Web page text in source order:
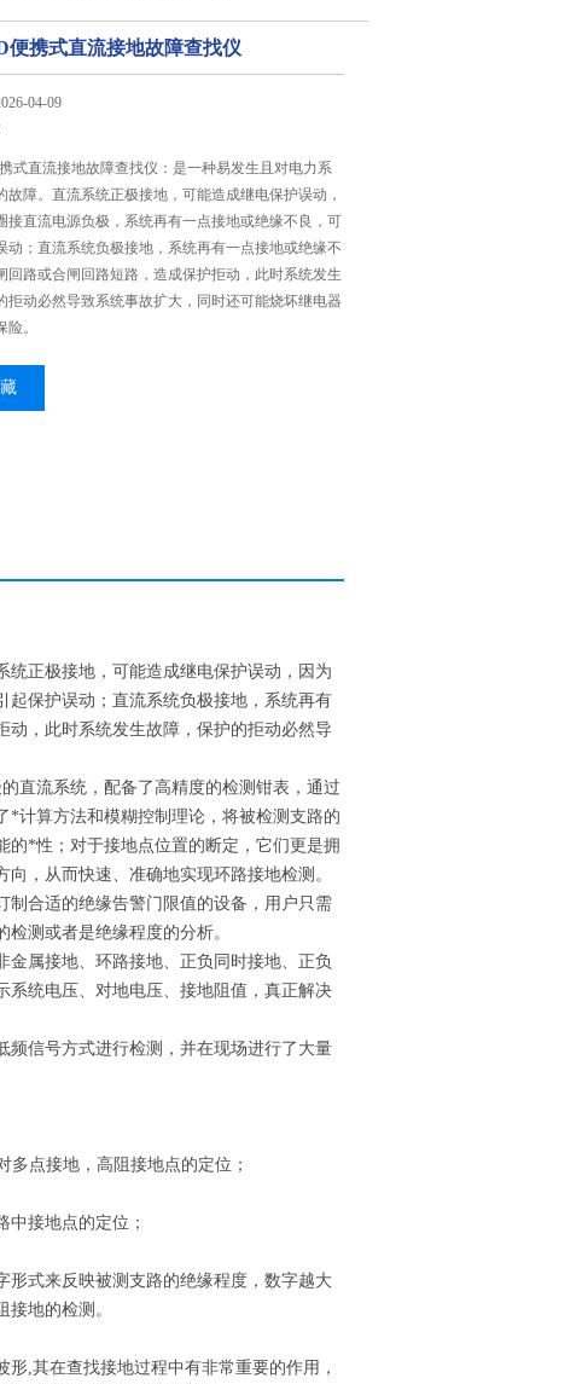
便携式直流接地故障查找仪
04-09
式直流接地故障查找仪：是一种易发生且对电力系
故障。直流系统正极接地，可能造成继电保护误动，
接直流电源负极，系统再有一点接地或绝缘不良，可
动；直流系统负极接地，系统再有一点接地或绝缘不
回路或合闸回路短路，造成保护拒动，此时系统发生
拒动必然导致系统事故扩大，同时还可能烧坏继电器
。
正极接地，可能造成继电保护误动，因为
起保护误动；直流系统负极接地，系统再有
，此时系统发生故障，保护的拒动必然导
直流系统，配备了高精度的检测钳表，通过
*计算方法和模糊控制理论，将被检测支路的
*性；对于接地点位置的断定，它们更是拥
，从而快速、准确地实现环路接地检测。
制合适的绝缘告警门限值的设备，用户只需
测或者是绝缘程度的分析。
金属接地、环路接地、正负同时接地、正负
系统电压、对地电压、接地阻值，真正解决
频信号方式进行检测，并在现场进行了大量
点接地，高阻接地点的定位；
接地点的定位；
式来反映被测支路的绝缘程度，数字越大
地的检测。
,其在查找接地过程中有非常重要的作用，